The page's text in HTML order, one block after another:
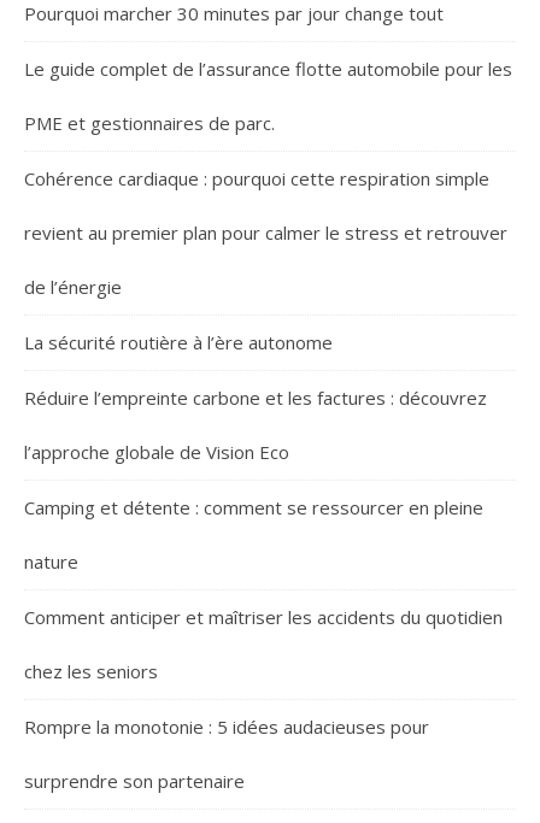
Pourquoi marcher 30 minutes par jour change tout
Le guide complet de l’assurance flotte automobile pour les
PME et gestionnaires de parc.
Cohérence cardiaque : pourquoi cette respiration simple
revient au premier plan pour calmer le stress et retrouver
de l’énergie
La sécurité routière à l’ère autonome
Réduire l’empreinte carbone et les factures : découvrez
l’approche globale de Vision Eco
Camping et détente : comment se ressourcer en pleine
nature
Comment anticiper et maîtriser les accidents du quotidien
chez les seniors
Rompre la monotonie : 5 idées audacieuses pour
surprendre son partenaire